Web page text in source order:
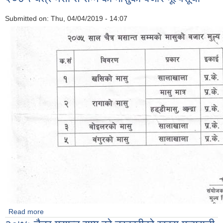
Submitted on: Thu, 04/04/2019 - 14:07
Read more